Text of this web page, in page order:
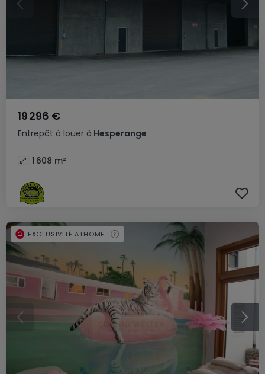
Entrepôt à louer à Hesperange
19 296 €
1 608 m²
EXCLUSIVITÉ ATHOME